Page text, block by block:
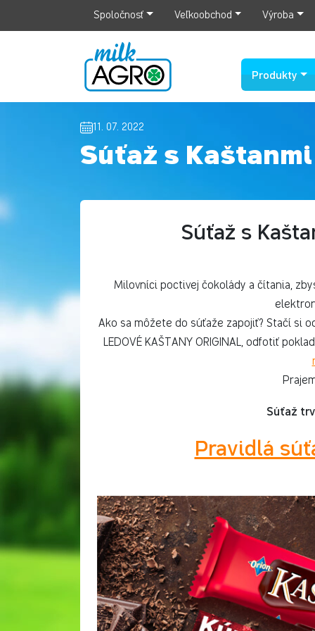
Spoločnosť Veľkoobchod Výroba
Produkty
11. 07. 2022
Súťaž s Kaštanmi
Súťaž s
Milovníci poctivej čokolády a čítania,
Ako sa môžete do súťaže zapojiť? Stačí si
LEDOVÉ KAŠTANY ORIGINAL, odfotiť
Súťaž
Pravidlá